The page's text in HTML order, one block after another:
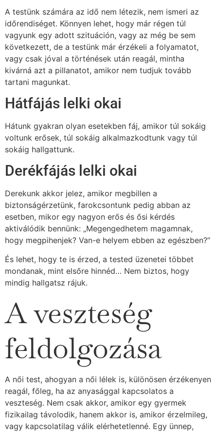
A testünk számára az idő nem létezik, nem ismeri az
időrendiséget. Könnyen lehet, hogy már régen túl
vagyunk egy adott szituáción, vagy az még be sem
következett, de a testünk már érzékeli a folyamatot,
vagy csak jóval a történések után reagál, mintha
kivárná azt a pillanatot, amikor nem tudjuk tovább
tartani magunkat.
Hátfájás lelki okai
Hátunk gyakran olyan esetekben fáj, amikor túl sokáig
voltunk erősek, túl sokáig alkalmazkodtunk vagy túl
sokáig hallgattunk.
Derékfájás lelki okai
Derekunk akkor jelez, amikor megbillen a
biztonságérzetünk, farokcsontunk pedig abban az
esetben, mikor egy nagyon erős és ősi kérdés
aktiválódik bennünk: „Megengedhetem magamnak,
hogy megpihenjek? Van-e helyem ebben az egészben?”
És lehet, hogy te is érzed, a tested üzenetei többet
mondanak, mint elsőre hinnéd… Nem biztos, hogy
mindig hallgatsz rájuk.
A veszteség
feldolgozása
A női test, ahogyan a női lélek is, különösen érzékenyen
reagál, főleg, ha az anyasággal kapcsolatos a
veszteség. Nem csak akkor, amikor egy gyermek
fizikailag távolodik, hanem akkor is, amikor érzelmileg,
vagy kapcsolatilag válik elérhetetlenné. Egy ünnep,